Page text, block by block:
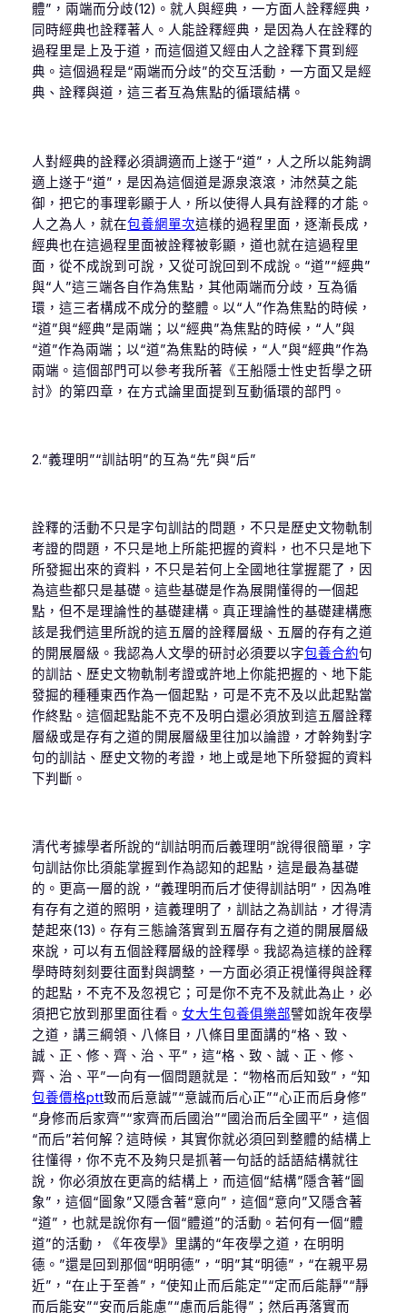
體”，兩端而分歧(12)。就人與經典，一方面人詮釋經典，
同時經典也詮釋著人。人能詮釋經典，是因為人在詮釋的
過程里是上及于道，而這個道又經由人之詮釋下貫到經
典。這個過程是“兩端而分歧”的交互活動，一方面又是經
典、詮釋與道，這三者互為焦點的循環結構。
人對經典的詮釋必須調適而上遂于“道”，人之所以能夠調
適上遂于“道”，是因為這個道是源泉滾滾，沛然莫之能
御，把它的事理彰顯于人，所以使得人具有詮釋的才能。
人之為人，就在包養網單次這樣的過程里面，逐漸長成，
經典也在這過程里面被詮釋被彰顯，道也就在這過程里
面，從不成說到可說，又從可說回到不成說。“道”“經典”
與“人”這三端各自作為焦點，其他兩端而分歧，互為循
環，這三者構成不成分的整體。以“人”作為焦點的時候，
“道”與“經典”是兩端；以“經典”為焦點的時候，“人”與
“道”作為兩端；以“道”為焦點的時候，“人”與“經典”作為
兩端。這個部門可以參考我所著《王船隱士性史哲學之研
討》的第四章，在方式論里面提到互動循環的部門。
2.“義理明”“訓詁明”的互為“先”與“后”
詮釋的活動不只是字句訓詁的問題，不只是歷史文物軌制
考證的問題，不只是地上所能把握的資料，也不只是地下
所發掘出來的資料，不只是若何上全國地往掌握罷了，因
為這些都只是基礎。這些基礎是作為展開懂得的一個起
點，但不是理論性的基礎建構。真正理論性的基礎建構應
該是我們這里所說的這五層的詮釋層級、五層的存有之道
的開展層級。我認為人文學的研討必須要以字包養合約句
的訓詁、歷史文物軌制考證或許地上你能把握的、地下能
發掘的種種東西作為一個起點，可是不克不及以此起點當
作終點。這個起點能不克不及明白還必須放到這五層詮釋
層級或是存有之道的開展層級里往加以論證，才幹夠對字
句的訓詁、歷史文物的考證，地上或是地下所發掘的資料
下判斷。
清代考據學者所說的“訓詁明而后義理明”說得很簡單，字
句訓詁你比須能掌握到作為認知的起點，這是最為基礎
的。更高一層的說，“義理明而后才使得訓詁明”，因為唯
有存有之道的照明，這義理明了，訓詁之為訓詁，才得清
楚起來(13)。存有三態論落實到五層存有之道的開展層級
來說，可以有五個詮釋層級的詮釋學。我認為這樣的詮釋
學時時刻刻要往面對與調整，一方面必須正視懂得與詮釋
的起點，不克不及忽視它；可是你不克不及就此為止，必
須把它放到那里面往看。 女大生包養俱樂部譬如說年夜學
之道，講三綱領、八條目，八條目里面講的“格、致、
誠、正、修、齊、治、平”，這“格、致、誠、正、修、
齊、治、平”一向有一個問題就是：“物格而后知致”，“知
包養價格ptt致而后意誠”“意誠而后心正”“心正而后身修”
“身修而后家齊”“家齊而后國治”“國治而后全國平”，這個
“而后”若何解？這時候，其實你就必須回到整體的結構上
往懂得，你不克不及夠只是抓著一句話的話語結構就往
說，你必須放在更高的結構上，而這個“結構”隱含著“圖
象”，這個“圖象”又隱含著“意向”，這個“意向”又隱含著
“道”，也就是說你有一個“體道”的活動。若何有一個“體
道”的活動，《年夜學》里講的“年夜學之道，在明明
德。”還是回到那個“明明德”，“明”其“明德”，“在親平易
近”，“在止于至善”，“使知止而后能定”“定而后能靜”“靜
而后能安”“安而后能慮”“慮而后能得”；然后再落實而